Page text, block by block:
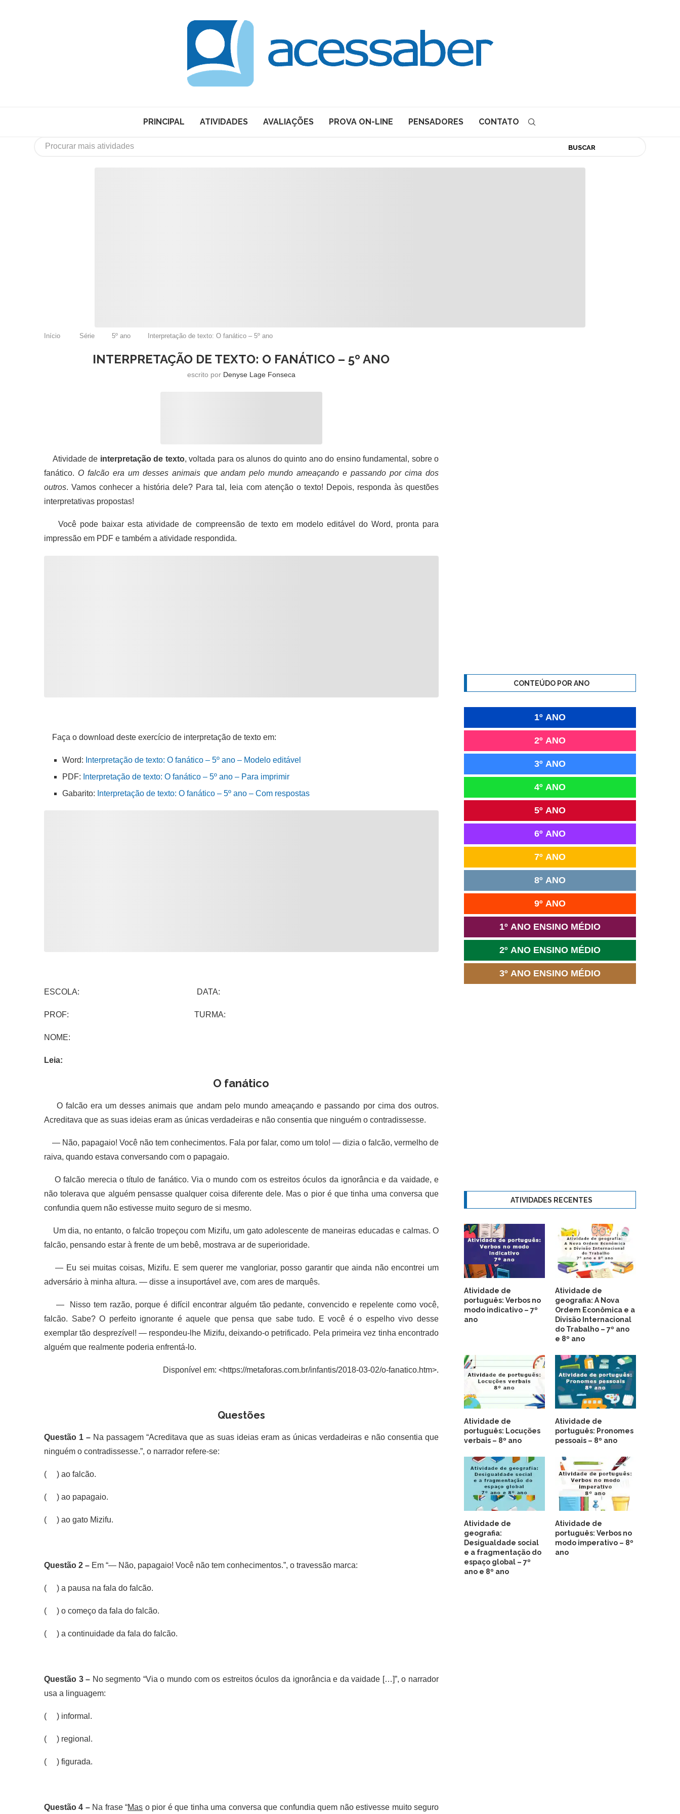
PRINCIPAL ATIVIDADES AVALIAÇÕES PROVA ON-LINE PENSADORES CONTATO
BUSCAR
Início Série 5º ano Interpretação de texto: O fanático – 5º ano
INTERPRETAÇÃO DE TEXTO: O FANÁTICO – 5º ANO
escrito por Denyse Lage Fonseca
Atividade de interpretação de texto, voltada para os alunos do quinto ano do ensino fundamental, sobre o
fanático. O falcão era um desses animais que andam pelo mundo ameaçando e passando por cima dos
outros. Vamos conhecer a história dele? Para tal, leia com atenção o texto! Depois, responda às questões
interpretativas propostas!
Você pode baixar esta atividade de compreensão de texto em modelo editável do Word, pronta para
impressão em PDF e também a atividade respondida.
Faça o download deste exercício de interpretação de texto em:
Word: Interpretação de texto: O fanático – 5º ano – Modelo editável
PDF: Interpretação de texto: O fanático – 5º ano – Para imprimir
Gabarito: Interpretação de texto: O fanático – 5º ano – Com respostas
ESCOLA: DATA:
PROF: TURMA:
NOME:
Leia:
O fanático
O falcão era um desses animais que andam pelo mundo ameaçando e passando por cima dos outros.
Acreditava que as suas ideias eram as únicas verdadeiras e não consentia que ninguém o contradissesse.
— Não, papagaio! Você não tem conhecimentos. Fala por falar, como um tolo! — dizia o falcão, vermelho de
raiva, quando estava conversando com o papagaio.
O falcão merecia o título de fanático. Via o mundo com os estreitos óculos da ignorância e da vaidade, e
não tolerava que alguém pensasse qualquer coisa diferente dele. Mas o pior é que tinha uma conversa que
confundia quem não estivesse muito seguro de si mesmo.
Um dia, no entanto, o falcão tropeçou com Mizifu, um gato adolescente de maneiras educadas e calmas. O
falcão, pensando estar à frente de um bebê, mostrava ar de superioridade.
— Eu sei muitas coisas, Mizifu. E sem querer me vangloriar, posso garantir que ainda não encontrei um
adversário à minha altura. — disse a insuportável ave, com ares de marquês.
— Nisso tem razão, porque é difícil encontrar alguém tão pedante, convencido e repelente como você,
falcão. Sabe? O perfeito ignorante é aquele que pensa que sabe tudo. E você é o espelho vivo desse
exemplar tão desprezível! — respondeu-lhe Mizifu, deixando-o petrificado. Pela primeira vez tinha encontrado
alguém que realmente poderia enfrentá-lo.
Disponível em: <https://metaforas.com.br/infantis/2018-03-02/o-fanatico.htm>.
Questões
Questão 1 – Na passagem “Acreditava que as suas ideias eram as únicas verdadeiras e não consentia que
ninguém o contradissesse.”, o narrador refere-se:
( ) ao falcão.
( ) ao papagaio.
( ) ao gato Mizifu.
Questão 2 – Em “— Não, papagaio! Você não tem conhecimentos.”, o travessão marca:
( ) a pausa na fala do falcão.
( ) o começo da fala do falcão.
( ) a continuidade da fala do falcão.
Questão 3 – No segmento “Via o mundo com os estreitos óculos da ignorância e da vaidade […]”, o narrador
usa a linguagem:
( ) informal.
( ) regional.
( ) figurada.
Questão 4 –Na frase “Mas o pior é que tinha uma conversa que confundia quem não estivesse muito seguro
CONTEÚDO POR ANO
1º ANO
2º ANO
3º ANO
4º ANO
5º ANO
6º ANO
7º ANO
8º ANO
9º ANO
1º ANO ENSINO MÉDIO
2º ANO ENSINO MÉDIO
3º ANO ENSINO MÉDIO
ATIVIDADES RECENTES
Atividade de
português: Verbos no
modo indicativo – 7º
ano
Atividade de
geografia: A Nova
Ordem Econômica e a
Divisão Internacional
do Trabalho – 7º ano
e 8º ano
Atividade de
português: Locuções
verbais – 8º ano
Atividade de
português: Pronomes
pessoais – 8º ano
Atividade de
geografia:
Desigualdade social
e a fragmentação do
espaço global – 7º
ano e 8º ano
Atividade de
português: Verbos no
modo imperativo – 8º
ano